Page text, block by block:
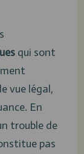
qui sont
vue légal,
En
trouble de
pas